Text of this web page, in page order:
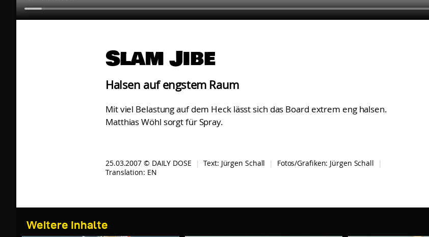
Slam Jibe
Halsen auf engstem Raum
Mit viel Belastung auf dem Heck lässt sich das Board extrem eng halsen.
Matthias Wöhl sorgt für Spray.
25.03.2007 © DAILY DOSE | Text: Jürgen Schall | Fotos/Grafiken: Jürgen Schall
|
Translation: EN
Weitere Inhalte